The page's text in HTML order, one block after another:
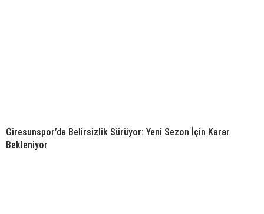
Giresunspor’da Belirsizlik Sürüyor: Yeni Sezon İçin Karar
Bekleniyor